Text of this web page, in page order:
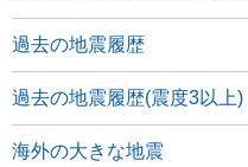
過去の地震履歴
過去の地震履歴(震度3以上)
海外の大きな地震